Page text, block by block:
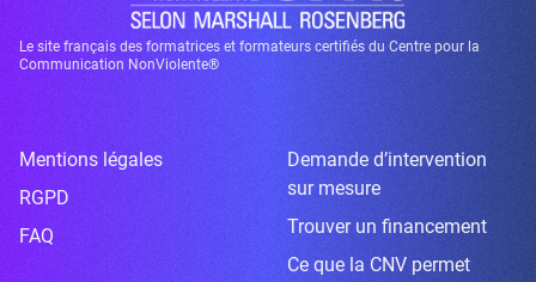
Le site français des formatrices et formateurs certifiés du Centre pour la
Communication NonViolente®
Mentions légales
RGPD
FAQ
Demande d’intervention
sur mesure
Trouver un financement
Ce que la CNV permet